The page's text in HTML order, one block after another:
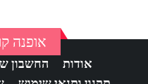
אופנה
אודות החשבון